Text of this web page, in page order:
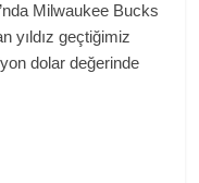
Milwaukee Bucks
yıldız geçtiğimiz
dolar değerinde